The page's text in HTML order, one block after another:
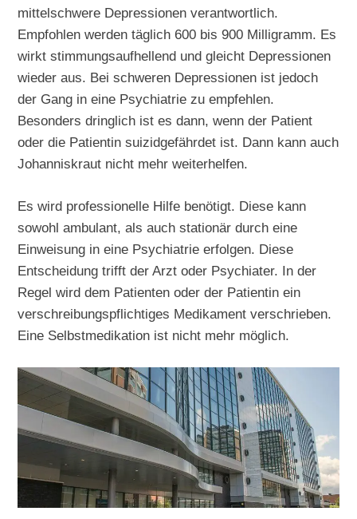
mittelschwere Depressionen verantwortlich.
Empfohlen werden täglich 600 bis 900 Milligramm. Es
wirkt stimmungsaufhellend und gleicht Depressionen
wieder aus. Bei schweren Depressionen ist jedoch
der Gang in eine Psychiatrie zu empfehlen.
Besonders dringlich ist es dann, wenn der Patient
oder die Patientin suizidgefährdet ist. Dann kann auch
Johanniskraut nicht mehr weiterhelfen.
Es wird professionelle Hilfe benötigt. Diese kann
sowohl ambulant, als auch stationär durch eine
Einweisung in eine Psychiatrie erfolgen. Diese
Entscheidung trifft der Arzt oder Psychiater. In der
Regel wird dem Patienten oder der Patientin ein
verschreibungspflichtiges Medikament verschrieben.
Eine Selbstmedikation ist nicht mehr möglich.